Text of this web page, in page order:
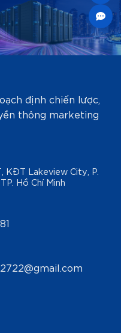
định chiến lược,
thông marketing
KĐT Lakeview City, P.
Hồ Chí Minh